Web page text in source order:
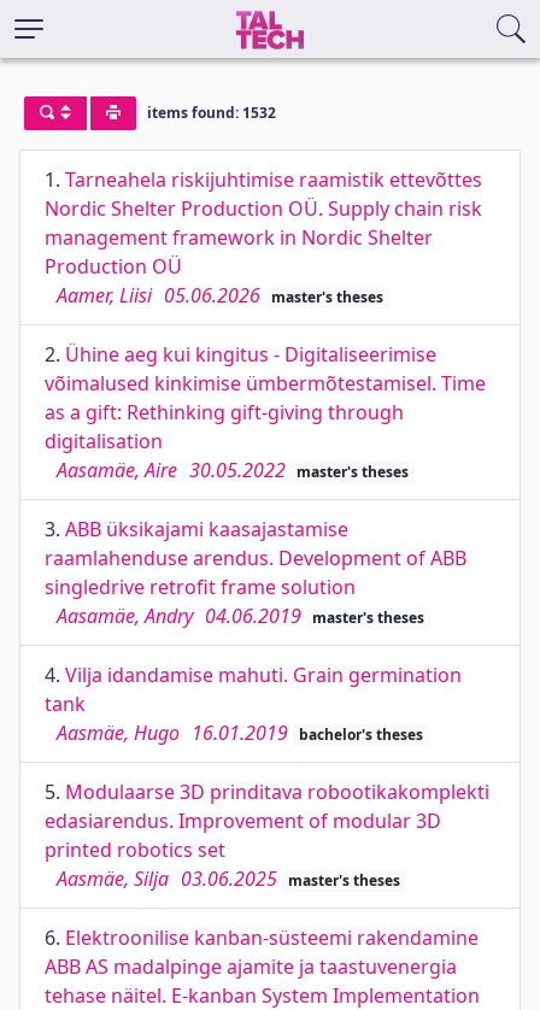
items found: 1532
1. Tarneahela riskijuhtimise raamistik ettevõttes
Nordic Shelter Production OÜ. Supply chain risk
management framework in Nordic Shelter
Production OÜ
Aamer, Liisi 05.06.2026 master's theses
2. Ühine aeg kui kingitus - Digitaliseerimise
võimalused kinkimise ümbermõtestamisel. Time
as a gift: Rethinking gift-giving through
digitalisation
Aasamäe, Aire 30.05.2022 master's theses
3. ABB üksikajami kaasajastamise
raamlahenduse arendus. Development of ABB
singledrive retrofit frame solution
Aasamäe, Andry 04.06.2019 master's theses
4. Vilja idandamise mahuti. Grain germination
tank
Aasmäe, Hugo 16.01.2019 bachelor's theses
5. Modulaarse 3D prinditava robootikakomplekti
edasiarendus. Improvement of modular 3D
printed robotics set
Aasmäe, Silja 03.06.2025 master's theses
6. Elektroonilise kanban-süsteemi rakendamine
ABB AS madalpinge ajamite ja taastuvenergia
tehase näitel. E-kanban System Implementation